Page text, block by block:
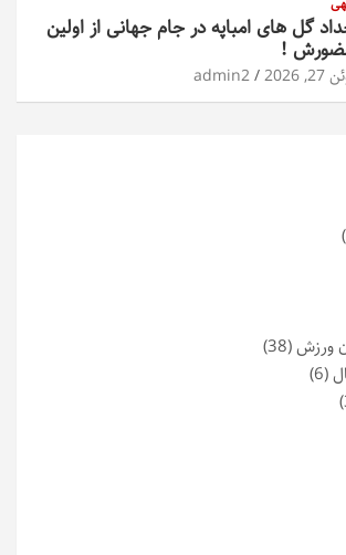
گل های امباپه در جام جهانی از اولین
!
2026
admin2
ورزش(38)
(6)